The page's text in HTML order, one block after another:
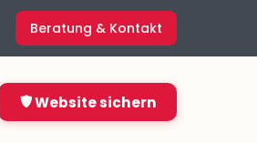
Beratung & Kontakt
Website sichern